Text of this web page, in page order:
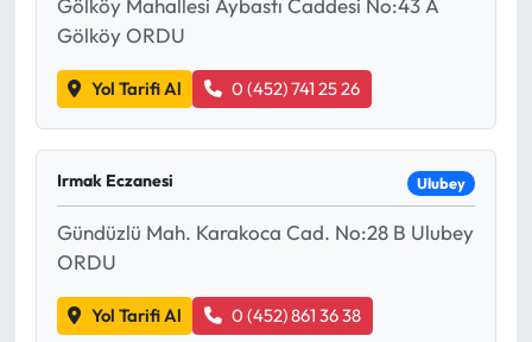
Gölköy ORDU
Yol Tarifi Al 0 (452) 741 25 26
Irmak Eczanesi Ulubey
Gündüzlü Mah. Karakoca Cad. No:28 B Ulubey
ORDU
Yol Tarifi Al 0 (452) 861 36 38